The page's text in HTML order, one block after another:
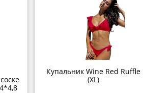
Купальник Wine Red Ruffle
(XL)